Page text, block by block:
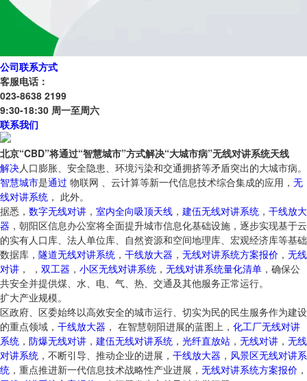
公司联系方式
客服电话：
023-8638 2199
9:30-18:30 周一至周六
联系我们
北京“CBD”将通过“智慧城市”方式解决“大城市病”无线对讲系统天线
解决人口膨胀、安全隐患、环境污染和交通拥挤等矛盾突出的大城市病。
智慧城市是通过 物联网 、云计算等新一代信息技术综合集成的应用， 无
线对讲系统 ， 此外。
据悉， 数字无线对讲 ， 室内全向吸顶天线 ， 建伍无线对讲系统 ， 干线放大
器 ，朝阳区信息办公室将全面提升城市信息化基础设施，逐步实现基于云
的实有人口库、法人单位库、自然资源和空间地理库、宏观经济库等基础
数据库， 隧道无线对讲系统 ， 干线放大器 ， 无线对讲系统方案报价 ， 无线
对讲 ， ， 双工器 ， 小区无线对讲系统 ， 无线对讲系统量化清单 ，确保公
共安全并提供煤、水、电、气、热、交通及其他服务正常运行。
扩大产业规模。
区政府、区委始终以高效安全的城市运行、切实为民的民生服务作为建设
的重点领域， 干线放大器 ， 在智慧朝阳进展的蓝图上， 化工厂无线对讲
系统 ， 防爆无线对讲 ， 建伍无线对讲系统 ， 光纤直放站 ， 无线对讲 ， 无线
对讲系统 ，不断引导、推动企业的进展， 干线放大器 ， 风景区无线对讲系
统 ，重点推进新一代信息技术战略性产业进展， 无线对讲系统方案报价 ，